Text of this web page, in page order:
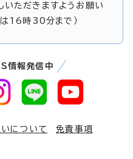
いただきますようお願い
は16時30分まで）
情報発信中
について
免責事項